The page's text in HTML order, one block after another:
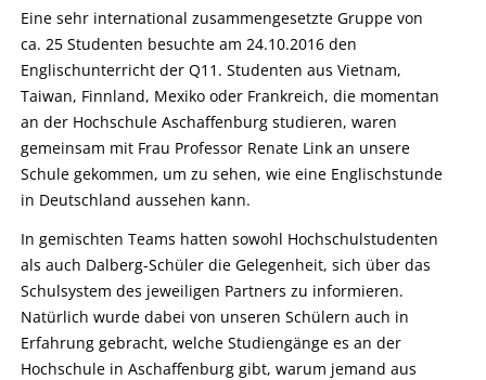
Eine sehr international zusammengesetzte Gruppe von
ca. 25 Studenten besuchte am 24.10.2016 den
Englischunterricht der Q11. Studenten aus Vietnam,
Taiwan, Finnland, Mexiko oder Frankreich, die momentan
an der Hochschule Aschaffenburg studieren, waren
gemeinsam mit Frau Professor Renate Link an unsere
Schule gekommen, um zu sehen, wie eine Englischstunde
in Deutschland aussehen kann.
In gemischten Teams hatten sowohl Hochschulstudenten
als auch Dalberg-Schüler die Gelegenheit, sich über das
Schulsystem des jeweiligen Partners zu informieren.
Natürlich wurde dabei von unseren Schülern auch in
Erfahrung gebracht, welche Studiengänge es an der
Hochschule in Aschaffenburg gibt, warum jemand aus